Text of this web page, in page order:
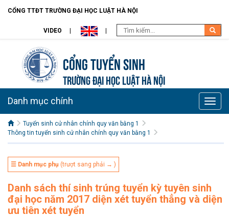
CỔNG TTĐT TRƯỜNG ĐẠI HỌC LUẬT HÀ NỘI
VIDEO
Cổng tuyển sinh
TRƯỜNG ĐẠI HỌC LUẬT HÀ NỘI
Toggle
Danh mục chính
Tuyển sinh cử nhân chính quy văn bằng 1
Thông tin tuyển sinh cử nhân chính quy văn bằng 1
☰ Danh mục phụ (trượt sang phải → )
Danh sách thí sinh trúng tuyển kỳ tuyên sinh
đại học năm 2017 diện xét tuyển thẳng và diện
ưu tiên xét tuyển